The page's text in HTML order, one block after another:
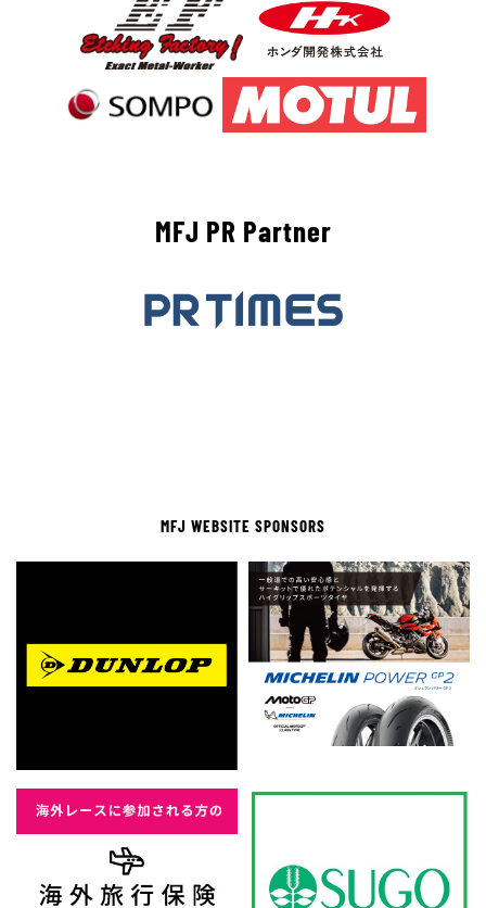
MFJ PR Partner
MFJ WEBSITE SPONSORS